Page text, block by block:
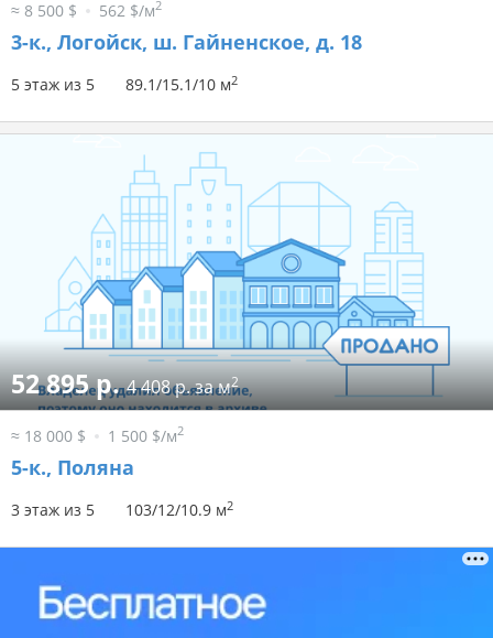
≈ 8 500 $ 562 $/м2
3-к., Логойск, ш. Гайненское, д. 18
5 этаж из 5 89.1/15.1/10 м2
52 895 р.4 408 р. за м2
≈ 18 000 $ 1 500 $/м2
5-к., Поляна
3 этаж из 5 103/12/10.9 м2